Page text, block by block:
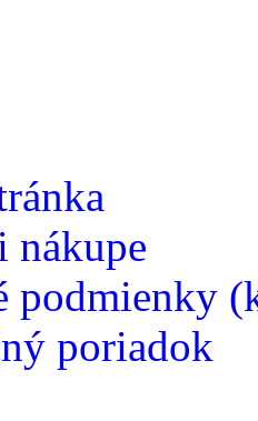
nákupe
podmienky
poriadok